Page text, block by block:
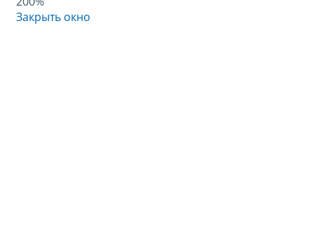
Закрыть окно